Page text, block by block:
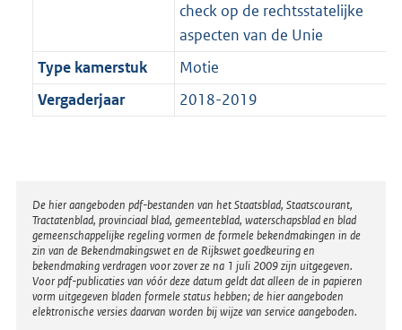
check op de rechtsstatelijke
aspecten van de Unie
Type kamerstuk
Motie
Vergaderjaar
2018-2019
Disclaimer
De hier aangeboden pdf-bestanden van het Staatsblad, Staatscourant,
Tractatenblad, provinciaal blad, gemeenteblad, waterschapsblad en blad
gemeenschappelijke regeling vormen de formele bekendmakingen in de
zin van de Bekendmakingswet en de Rijkswet goedkeuring en
bekendmaking verdragen voor zover ze na 1 juli 2009 zijn uitgegeven.
Voor pdf-publicaties van vóór deze datum geldt dat alleen de in papieren
vorm uitgegeven bladen formele status hebben; de hier aangeboden
elektronische versies daarvan worden bij wijze van service aangeboden.